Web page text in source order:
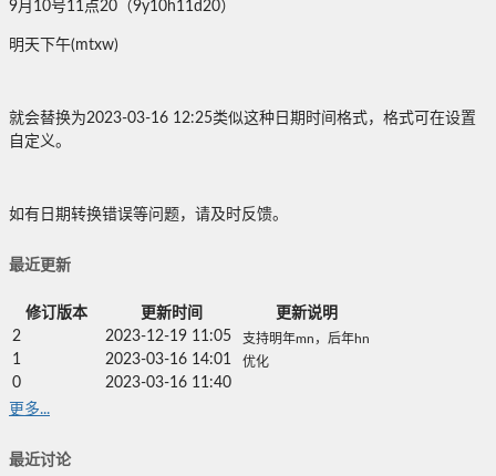
9月10号11点20（9y10h11d20）
明天下午(mtxw)
就会替换为2023-03-16 12:25类似这种日期时间格式，格式可在设置
自定义。
如有日期转换错误等问题，请及时反馈。
最近更新
修订版本 更新时间
更新说明
2
2023-12-19 11:05 支持明年mn，后年hn
1 2023-03-16 14:01 优化
0
2023-03-16 11:40
更多...
最近讨论